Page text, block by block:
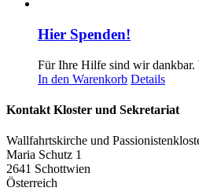
Hier Spenden!
Für Ihre Hilfe sind wir dankbar.
In den Warenkorb Details
Kontakt Kloster und Sekretariat
Wallfahrtskirche und
Maria Schutz 1
2641 Schottwien
Österreich